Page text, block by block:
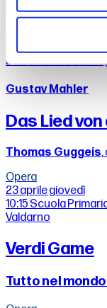
Luca Guadagnino
23 aprile
20:00Teatro del
Gustav Mahler
Das Lied
Thomas Guggeis
Opera
23 aprilegiovedì
10:15 Scuola
Valdarno
Verdi Game
Tutto nel